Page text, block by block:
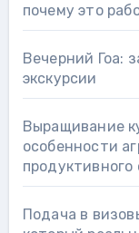
почему это
Вечерний Гоа:
экскурсии
Выращивание
особенности
продуктивного
Подача в